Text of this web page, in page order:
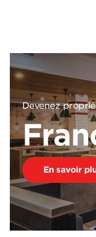
Devenez
En savoir